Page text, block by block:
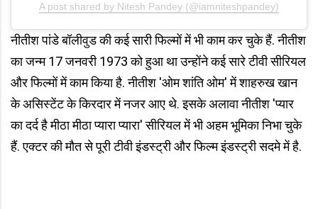
A post shared by Nitesh Pandey (@iamniteshpandey)
नीतीश पांडे बॉलीवुड की कई सारी फिल्मों में भी काम कर चुके हैं. नीतीश
का जन्म 17 जनवरी 1973 को हुआ था उन्होंने कई सारे टीवी सीरियल
और फिल्मों में काम किया है. नीतीश 'ओम शांति ओम' में शाहरुख खान
के असिस्टेंट के किरदार में नजर आए थे. इसके अलावा नीतीश 'प्यार
का दर्द है मीठा मीठा प्यारा प्यारा' सीरियल में भी अहम भूमिका निभा चुके
हैं. एक्टर की मौत से पूरी टीवी इंडस्ट्री और फिल्म इंडस्ट्री सदमे में है.